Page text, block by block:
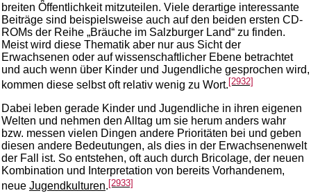
breiten Öffentlichkeit mitzuteilen. Viele derartige interessante
Beiträge sind beispielsweise auch auf den beiden ersten CD-
ROMs der Reihe „Bräuche im Salzburger Land“ zu finden.
Meist wird diese Thematik aber nur aus Sicht der
Erwachsenen oder auf wissenschaftlicher Ebene betrachtet
und auch wenn über Kinder und Jugendliche gesprochen wird,
kommen diese selbst oft relativ wenig zu Wort. [2932]
Dabei leben gerade Kinder und Jugendliche in ihren eigenen
Welten und nehmen den Alltag um sie herum anders wahr
bzw. messen vielen Dingen andere Prioritäten bei und geben
diesen andere Bedeutungen, als dies in der Erwachsenenwelt
der Fall ist. So entstehen, oft auch durch Bricolage, der neuen
Kombination und Interpretation von bereits Vorhandenem,
neue Jugendkulturen.[2933]